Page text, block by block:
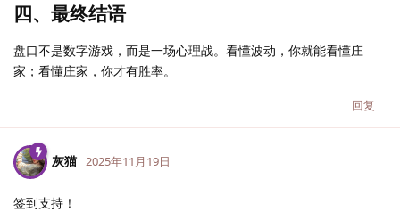
四、最终结语
盘口不是数字游戏，而是一场心理战。看懂波动，你就能看懂庄
家；看懂庄家，你才有胜率。
回复
灰猫 2025年11月19日
签到支持！